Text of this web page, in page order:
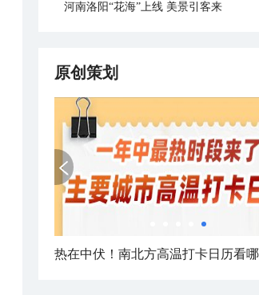
河南洛阳“花海”上线 美景引客来
原创策划
大数据盘点8月台风活跃规律